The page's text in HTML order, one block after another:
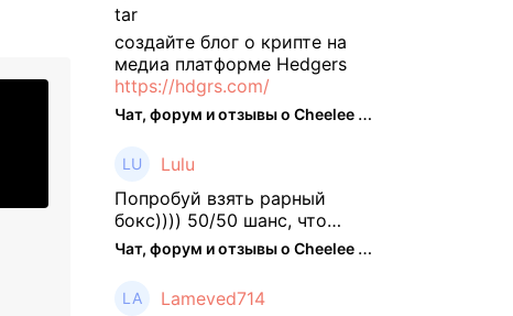
создайте блог о крипте на
медиа платформе Hedgers
https://hdgrs.com/
Чат, форум и отзывы о Cheelee (CHEELEE) - The Hedger
Lulu
Попробуй взять рарный
бокс)))) 50/50 шанс, что
выпадут рарки, только если
брать будешь, отпиши потом
что да как))
Чат, форум и отзывы о Cheelee (CHEELEE) - The Hedger
Lameved714